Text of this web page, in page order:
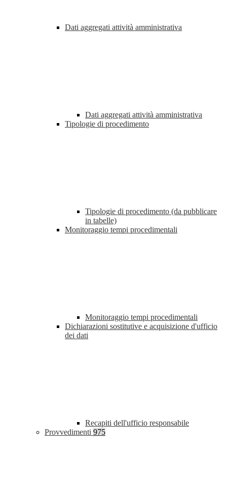
Dati aggregati attività amministrativa
Dati aggregati attività amministrativa
Tipologie di procedimento
Tipologie di procedimento (da pubblicare
in tabelle)
Monitoraggio tempi procedimentali
Monitoraggio tempi procedimentali
Dichiarazioni sostitutive e acquisizione d'ufficio
dei dati
Recapiti dell'ufficio responsabile
Provvedimenti 975